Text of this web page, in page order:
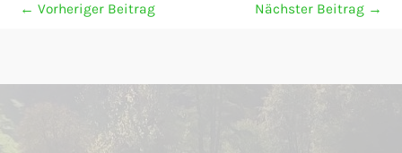
← Vorheriger Beitrag Nächster Beitrag →